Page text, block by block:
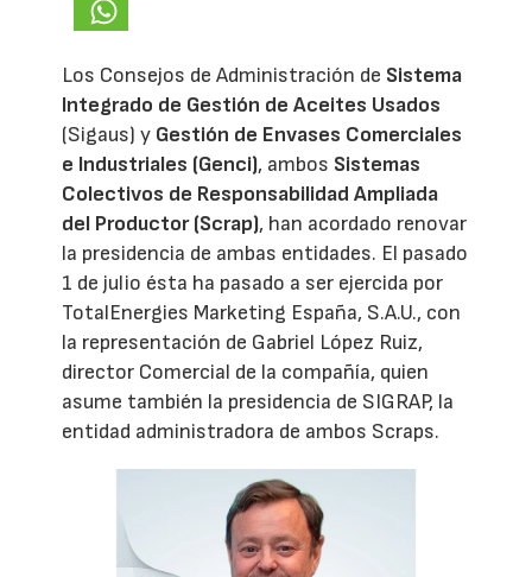
Los Consejos de Administración de Sistema
Integrado de Gestión de Aceites Usados
(Sigaus) y Gestión de Envases Comerciales
e Industriales (Genci), ambos Sistemas
Colectivos de Responsabilidad Ampliada
del Productor (Scrap), han acordado renovar
la presidencia de ambas entidades. El pasado
1 de julio ésta ha pasado a ser ejercida por
TotalEnergies Marketing España, S.A.U., con
la representación de Gabriel López Ruiz,
director Comercial de la compañía, quien
asume también la presidencia de SIGRAP, la
entidad administradora de ambos Scraps.